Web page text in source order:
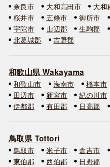
奈良市 大和高田市 大和
桜井市
五條市 御所市
宇陀市
山辺郡 生駒郡
北葛城郡
吉野郡
和歌山県 Wakayama
和歌山市 海南市 橋本市
田辺市
新宮市 紀の川市
伊都郡
有田郡 日高郡
鳥取県 Tottori
鳥取市 米子市 倉吉市
東伯郡
西伯郡 日野郡